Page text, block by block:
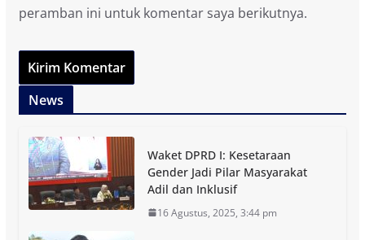
peramban ini untuk komentar saya berikutnya.
News
Waket DPRD I: Kesetaraan
Gender Jadi Pilar Masyarakat
Adil dan Inklusif
16 Agustus, 2025, 3:44 pm